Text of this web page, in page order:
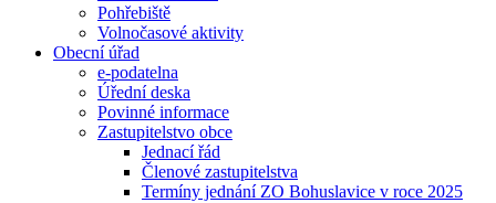
Pohřebiště
Volnočasové aktivity
Obecní úřad
e-podatelna
Úřední deska
Povinné informace
Zastupitelstvo obce
Jednací řád
Členové zastupitelstva
Termíny jednání ZO Bohuslavice v roce 2025